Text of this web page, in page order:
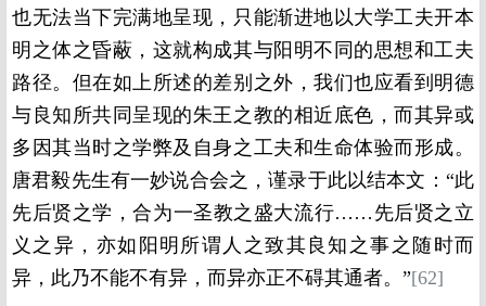
也无法当下完满地呈现，只能渐进地以大学工夫开本
明之体之昏蔽，这就构成其与阳明不同的思想和工夫
路径。但在如上所述的差别之外，我们也应看到明德
与良知所共同呈现的朱王之教的相近底色，而其异或
多因其当时之学弊及自身之工夫和生命体验而形成。
唐君毅先生有一妙说合会之，谨录于此以结本文：“此
先后贤之学，合为一圣教之盛大流行……先后贤之立
义之异，亦如阳明所谓人之致其良知之事之随时而
异，此乃不能不有异，而异亦正不碍其通者。”[62]